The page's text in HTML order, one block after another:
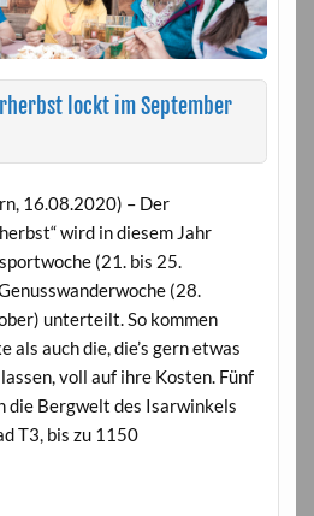
lockt im September
16.08.2020) – Der
wird in diesem Jahr
(21. bis 25.
(28.
unterteilt. So kommen
als auch die, die’s gern etwas
voll auf ihre Kosten. Fünf
die Bergwelt des Isarwinkels
T3, bis zu 1150